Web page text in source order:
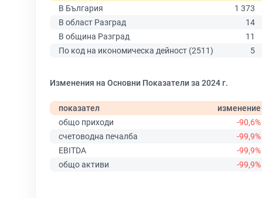
В България
1 373
В област Разград
14
В община Разград
11
По код на икономическа дейност (2511)
5
Изменения на Основни Показатели за 2024 г.
показател
изменение
общо приходи
-90,6%
счетоводна печалба
-99,9%
EBITDA
-99,9%
общо активи
-99,9%